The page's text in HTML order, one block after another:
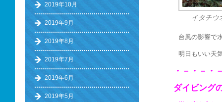
イタチウ
台風の影響で
明日もいい天
・－・－・
ダイビング
2019年10月
2019年9月
2019年8月
2019年7月
2019年6月
2019年5月